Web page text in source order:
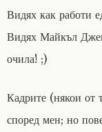
Видях как работи
Видях Майкъл
очила! ;)
Кадрите (някои от
според мен; но